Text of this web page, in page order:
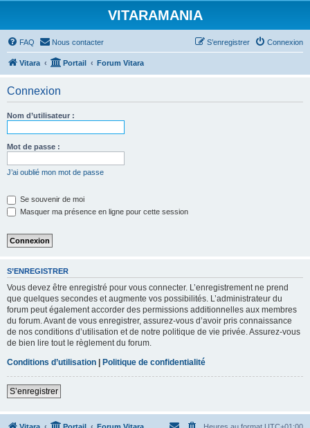
VITARAMANIA
FAQ Nous contacter Connexion
S’enregistrer
Vitara Portail Forum Vitara
Connexion
Nom d’utilisateur :
Mot de passe :
J’ai oublié mon mot de passe
Se souvenir de moi
Masquer ma présence en ligne pour cette session
S’ENREGISTRER
Vous devez être enregistré pour vous connecter. L’enregistrement ne prend
que quelques secondes et augmente vos possibilités. L’administrateur du
forum peut également accorder des permissions additionnelles aux membres
du forum. Avant de vous enregistrer, assurez-vous d’avoir pris connaissance
de nos conditions d’utilisation et de notre politique de vie privée. Assurez-vous
de bien lire tout le règlement du forum.
Conditions d’utilisation | Politique de confidentialité
S’enregistrer